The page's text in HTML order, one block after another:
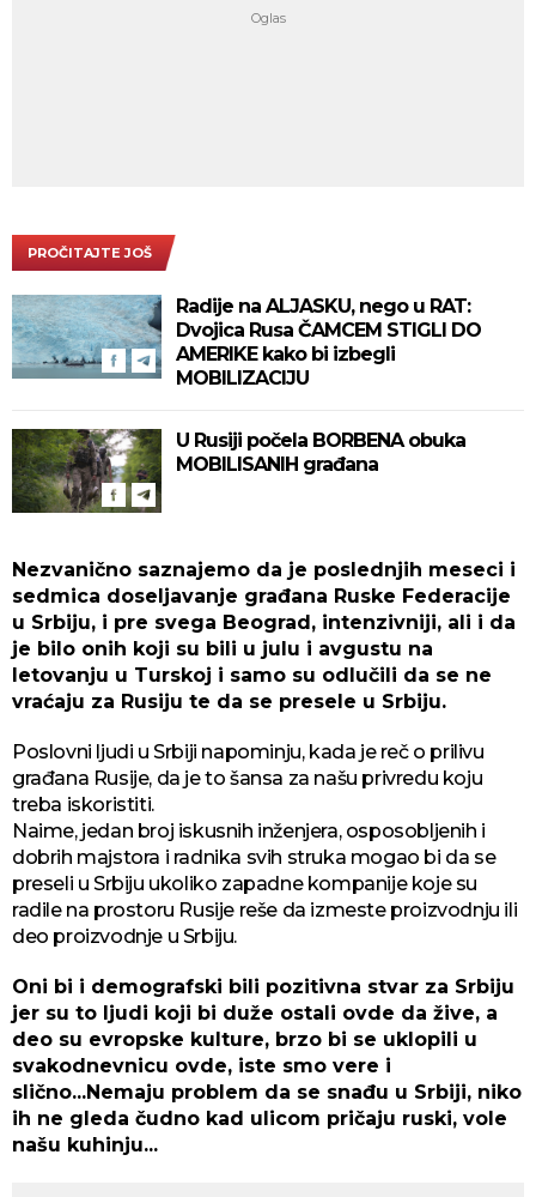
PROČITAJTE JOŠ
Radije na ALJASKU, nego u RAT:
Dvojica Rusa ČAMCEM STIGLI DO
AMERIKE kako bi izbegli
MOBILIZACIJU
U Rusiji počela BORBENA obuka
MOBILISANIH građana
Nezvanično saznajemo da je poslednjih meseci i
sedmica doseljavanje građana Ruske Federacije
u Srbiju, i pre svega Beograd, intenzivniji, ali i da
je bilo onih koji su bili u julu i avgustu na
letovanju u Turskoj i samo su odlučili da se ne
vraćaju za Rusiju te da se presele u Srbiju.
Poslovni ljudi u Srbiji napominju, kada je reč o prilivu
građana Rusije, da je to šansa za našu privredu koju
treba iskoristiti.
Naime, jedan broj iskusnih inženjera, osposobljenih i
dobrih majstora i radnika svih struka mogao bi da se
preseli u Srbiju ukoliko zapadne kompanije koje su
radile na prostoru Rusije reše da izmeste proizvodnju ili
deo proizvodnje u Srbiju.
Oni bi i demografski bili pozitivna stvar za Srbiju
jer su to ljudi koji bi duže ostali ovde da žive, a
deo su evropske kulture, brzo bi se uklopili u
svakodnevnicu ovde, iste smo vere i
slično...Nemaju problem da se snađu u Srbiji, niko
ih ne gleda čudno kad ulicom pričaju ruski, vole
našu kuhinju...